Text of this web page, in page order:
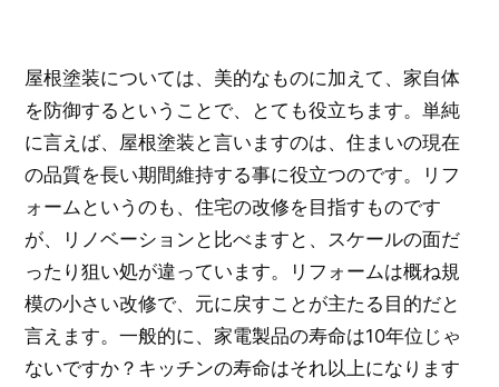
屋根塗装については、美的なものに加えて、家自体
を防御するということで、とても役立ちます。単純
に言えば、屋根塗装と言いますのは、住まいの現在
の品質を長い期間維持する事に役立つのです。リフ
ォームというのも、住宅の改修を目指すものです
が、リノベーションと比べますと、スケールの面だ
ったり狙い処が違っています。リフォームは概ね規
模の小さい改修で、元に戻すことが主たる目的だと
言えます。一般的に、家電製品の寿命は10年位じゃ
ないですか？キッチンの寿命はそれ以上になります